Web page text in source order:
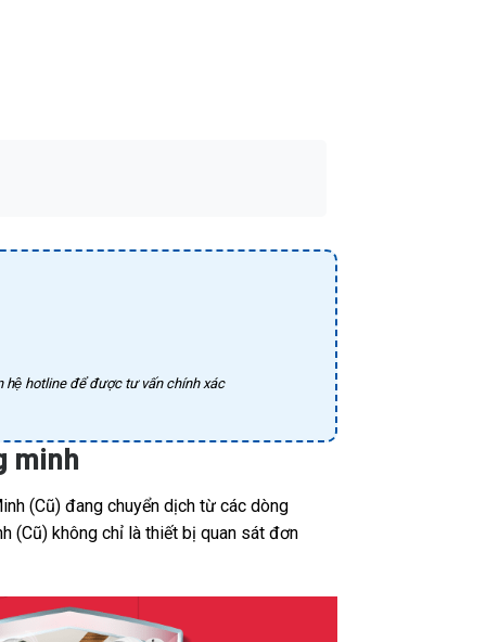
hệ hotline để được tư vấn chính xác
minh
(Cũ) đang chuyển dịch từ các dòng
(Cũ) không chỉ là thiết bị quan sát đơn